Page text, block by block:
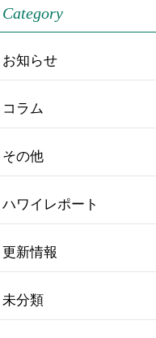
Category
お知らせ
コラム
その他
ハワイレポート
更新情報
未分類